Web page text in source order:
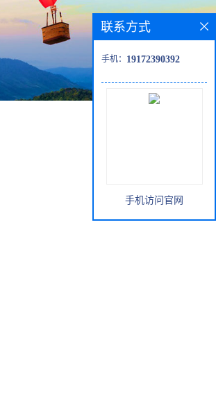
联系方式
手机： 19172390392
手机访问官网